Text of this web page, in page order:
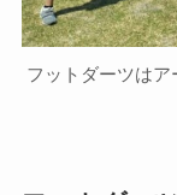
フットダーツはア